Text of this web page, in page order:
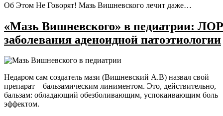
Об Этом Не Говорят! Мазь Вишневского лечит даже…
«Мазь Вишневского» в педиатрии: ЛОР
заболевания аденоидной патоэтиологии
Недаром сам создатель мази (Вишневский А.В) назвал свой
препарат – бальзамическим линиментом. Это, действительно,
бальзам: обладающий обезболивающим, успокаивающим боль
эффектом.